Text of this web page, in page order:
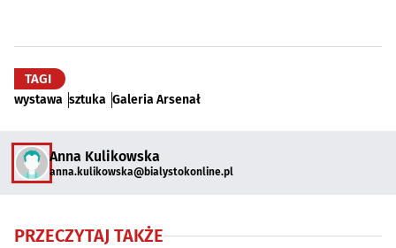
TAGI
wystawa sztuka Galeria Arsenał
Anna Kulikowska
anna.kulikowska@bialystokonline.pl
PRZECZYTAJ TAKŻE